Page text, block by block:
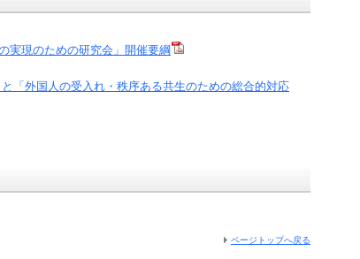
実現のための研究会」開催要綱
「外国人の受入れ・秩序ある共生のための総合的対応
ページトップへ戻る